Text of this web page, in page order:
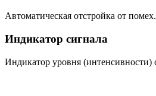
Автоматическая отстройка от помех.
Индикатор сигнала
Индикатор уровня (интенсивности)